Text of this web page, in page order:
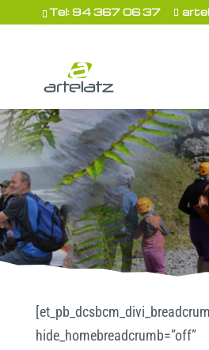
Tel: 94 367 06 37
hide_homebreadcrumb=”off”